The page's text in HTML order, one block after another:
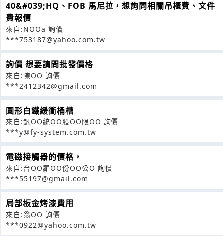
40&#039;HQ、FOB 馬尼拉，想詢問相關吊櫃費、文件
費報價
來自:NOOa 詢價
***753187@yahoo.com.tw
詢價 想要請問批發價格
來自:陳OO 詢價
***2412342@gmail.com
圓形白鐵緩衝桶槽
來自:釩OO統OO股OO限OO 詢價
***y@fy-system.com.tw
電磁接觸器的價格，
來自:台OO羅OO份OO公O 詢價
***55197@gmail.com
局部板金烤漆費用
來自:翁OO 詢價
***0922@yahoo.com.tw